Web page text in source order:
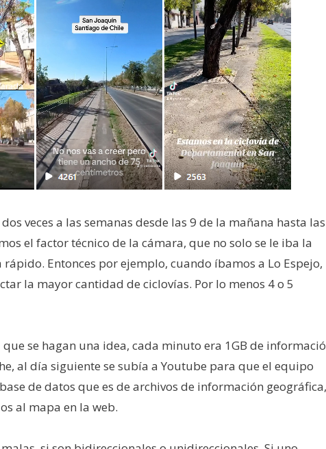
veces a las semanas desde las 9 de la mañana hasta
el factor técnico de la cámara, que no solo se le iba la
Entonces por ejemplo, cuando íbamos a Lo Espejo,
la mayor cantidad de ciclovías. Por lo menos 4 o 5
se hagan una idea, cada minuto era 1GB de
al día siguiente se subía a Youtube para que el equipo
de datos que es de archivos de información geográfica,
al mapa en la web.